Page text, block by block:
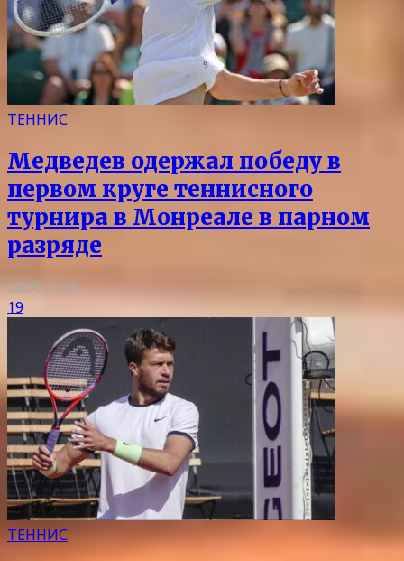
ТЕННИС
Медведев одержал победу в
первом круге теннисного
турнира в Монреале в парном
разряде
08.08.2026
19
ТЕННИС